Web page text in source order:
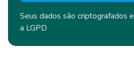
Seus dados são criptografados e
a LGPD